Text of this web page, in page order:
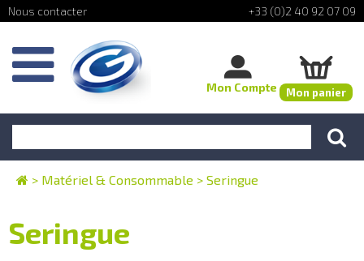
+33 (0)2 40 92 07 09
Mon Compte Mon panier
> Matériel & Consommable > Seringue
Seringue